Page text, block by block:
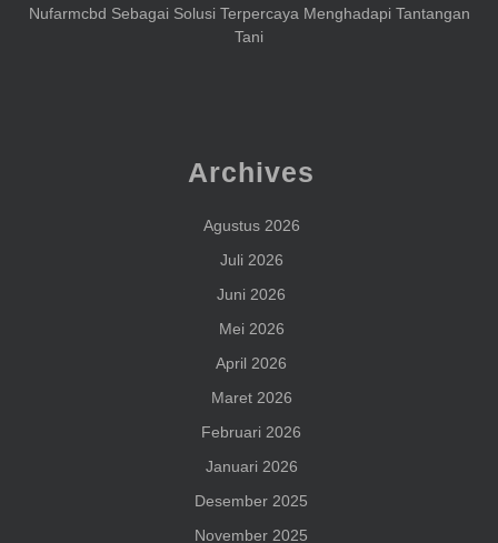
Nufarmcbd Sebagai Solusi Terpercaya Menghadapi Tantangan
Tani
Archives
Agustus 2026
Juli 2026
Juni 2026
Mei 2026
April 2026
Maret 2026
Februari 2026
Januari 2026
Desember 2025
November 2025